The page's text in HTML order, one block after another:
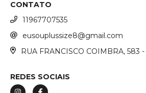
CONTATO
11967707535
eusouplussize8@gmail.com
RUA FRANCISCO COIMBRA, 583
REDES SOCIAIS